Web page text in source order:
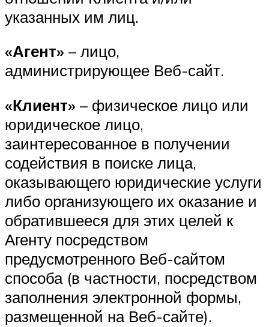
указанных им лиц.
«Агент» – лицо,
администрирующее Веб-сайт.
«Клиент» – физическое лицо или
юридическое лицо,
заинтересованное в получении
содействия в поиске лица,
оказывающего юридические услуги
либо организующего их оказание и
обратившееся для этих целей к
Агенту посредством
предусмотренного Веб-сайтом
способа (в частности, посредством
заполнения электронной формы,
размещенной на Веб-сайте).